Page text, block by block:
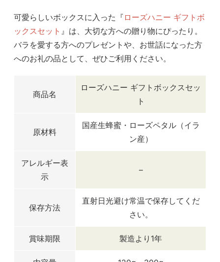
可愛らしいボックスに入った『 ローズハニー ギフトボ
ックスセット 』は、大切な方への贈り物にぴったり。
バラを愛する方へのプレゼントや、お世話になった方
へのお礼の品として、ぜひご利用ください。
商品名
ローズハニー ギフトボックスセッ
ト
原材料
国産生蜂蜜・ローズペタル（イラ
ン産）
アレルギー表
示
–
保存方法
直射日光避け常温で保存してくだ
さい。
賞味期限 製造より1年